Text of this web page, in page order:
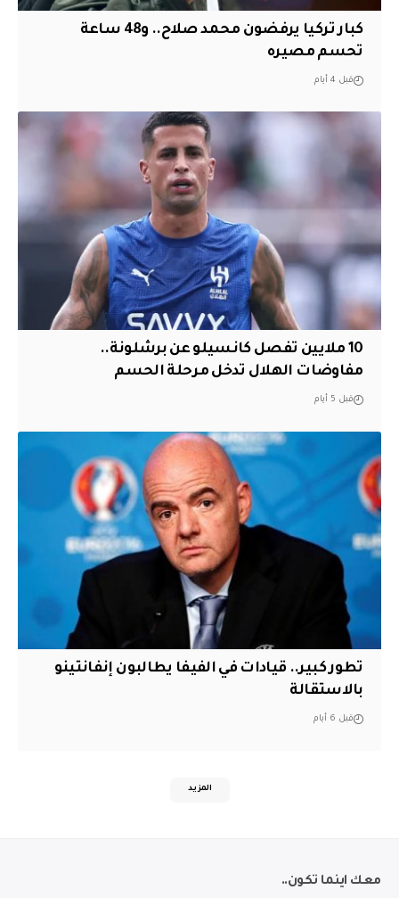
كبار تركيا يرفضون محمد صلاح.. و48 ساعة
تحسم مصيره
قبل 4 أيام
10 ملايين تفصل كانسيلو عن برشلونة..
مفاوضات الهلال تدخل مرحلة الحسم
قبل 5 أيام
تطور كبير.. قيادات في الفيفا يطالبون إنفانتينو
بالاستقالة
قبل 6 أيام
المزيد
معك اينما تكون..